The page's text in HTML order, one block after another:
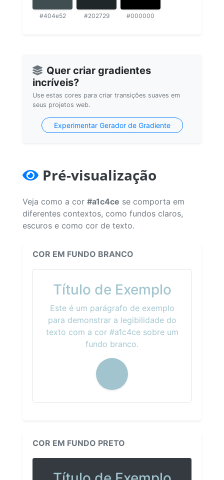
#404e52 #202729 #000000
Quer criar gradientes
incríveis?
Use estas cores para criar transições suaves em
seus projetos web.
Experimentar Gerador de Gradiente
Pré-visualização
Veja como a cor #a1c4ce se comporta em
diferentes contextos, como fundos claros,
escuros e como cor de texto.
COR EM FUNDO BRANCO
Título de Exemplo
Este é um parágrafo de exemplo
para demonstrar a legibilidade do
texto com a cor #a1c4ce sobre um
fundo branco.
COR EM FUNDO PRETO